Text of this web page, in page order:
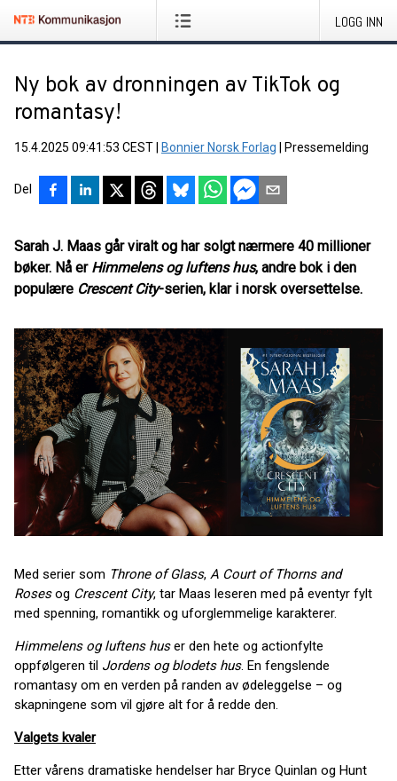
LOGG INN
Ny bok av dronningen av TikTok og
romantasy!
15.4.2025 09:41:53 CEST Bonnier Norsk Forlag Pressemelding
Del
Sarah J. Maas går viralt og har solgt nærmere 40 millioner
bøker. Nå er Himmelens og luftens hus, andre bok i den
populære Crescent City-serien, klar i norsk oversettelse.
Med serier som Throne of Glass, A Court of Thorns and
Rosesog Crescent City, tar Maas leseren med på eventyr fylt
med spenning, romantikk og uforglemmelige karakterer.
Himmelens og luftens huser den hete og actionfylte
oppfølgeren til Jordens og blodets hus. En fengslende
romantasy om en verden på randen av ødeleggelse – og
skapningene som vil gjøre alt for å redde den.
Valgets kvaler
Etter vårens dramatiske hendelser har Bryce Quinlan og Hunt